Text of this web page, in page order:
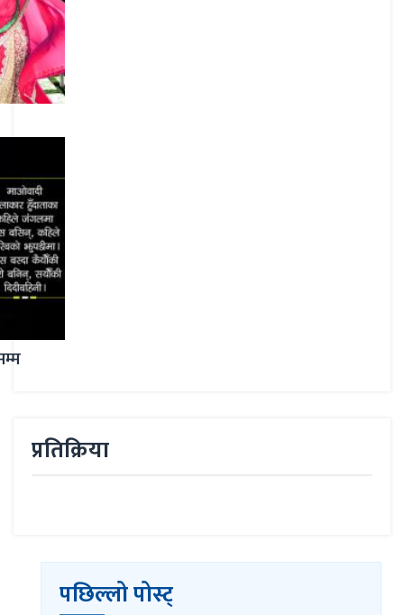
प्रतिक्रिया
पछिल्लो पोस्ट्